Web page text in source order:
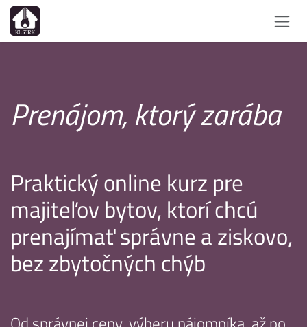
Skip to Content
Prenájom, ktorý zarába
Praktický online kurz pre
majiteľov bytov, ktorí chcú
prenajímať správne a ziskovo,
bez zbytočných chýb